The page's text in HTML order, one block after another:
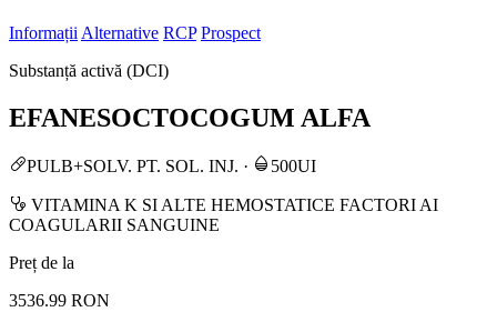
Informații Alternative RCP Prospect
Substanță activă (DCI)
EFANESOCTOCOGUM ALFA
PULB+SOLV. PT. SOL. INJ. · 500UI
VITAMINA K SI ALTE HEMOSTATICE FACTORI AI
COAGULARII SANGUINE
Preț de la
3536.99 RON